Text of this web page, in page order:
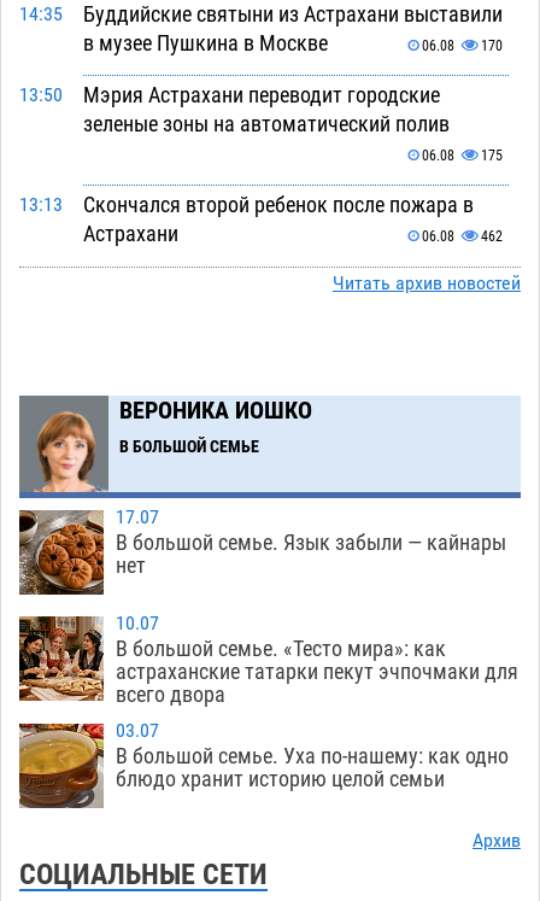
14:35
Буддийские святыни из Астрахани выставили
в музее Пушкина в Москве
06.08 170
13:50
Мэрия Астрахани переводит городские
зеленые зоны на автоматический полив
06.08 175
13:13
Скончался второй ребенок после пожара в
Астрахани
06.08 462
Астраханские гандболисты с крупной победы
12:16
В астраханском селе невестка изрешетила
машину свекрови
11:45
Астраханские приставы выдворили 12
нелегалов прямым рейсом из Шереметьево
06.08 217
11:08 Как астраханцы назвали своих детей в июле
10:30
В Астрахани несовершеннолетнему дали
условные 1,5 года за найденные 200 г
растения с наркотой
09:54
Астраханский детский омбудсмен помогла
многодетному отцу вернуть родительские
351
09:13 В Астрахани купеческий банк укроют новой
Читать архив новостей
ВЕРОНИКА ИОШКО
В БОЛЬШОЙ СЕМЬЕ
17.07
В большой семье. Язык забыли — кайнары
нет
10.07
В большой семье. «Тесто мира»: как
астраханские татарки пекут эчпочмаки для
всего двора
03.07
В большой семье. Уха по-нашему: как одно
блюдо хранит историю целой семьи
Архив
СОЦИАЛЬНЫЕ СЕТИ